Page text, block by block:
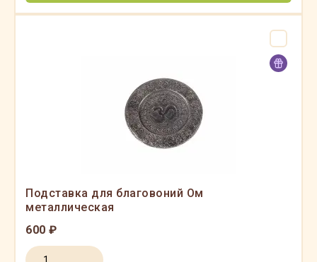
Подставка для благовоний Ом
металлическая
600 ₽